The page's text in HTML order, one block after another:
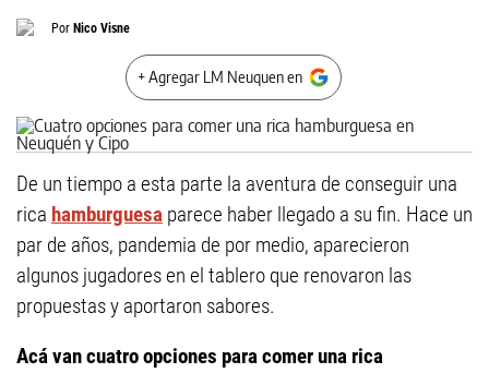
Por Nico Visne
+ Agregar LM Neuquen en
De un tiempo a esta parte la aventura de conseguir una
rica hamburguesa parece haber llegado a su fin. Hace un
par de años, pandemia de por medio, aparecieron
algunos jugadores en el tablero que renovaron las
propuestas y aportaron sabores.
Acá van cuatro opciones para comer una rica